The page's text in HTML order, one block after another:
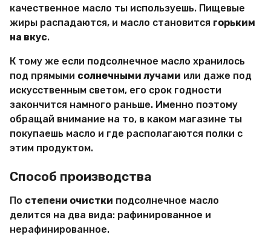
качественное масло ты используешь. Пищевые
жиры распадаются, и масло становится горьким
на вкус.
К тому же если подсолнечное масло хранилось
под прямыми солнечными лучами или даже под
искусственным светом, его срок годности
закончится намного раньше. Именно поэтому
обращай внимание на то, в каком магазине ты
покупаешь масло и где располагаются полки с
этим продуктом.
Способ производства
По степени очистки подсолнечное масло
делится на два вида: рафинированное и
нерафинированное.